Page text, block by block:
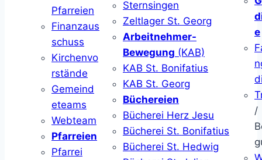
Pfarreien
Finanzaus
schuss
Kirchenvo
rstände
Gemeind
eteams
Webteam
Pfarreien
Pfarrei
Sternsingen
Zeltlager St. Georg
Arbeitnehmer-
Bewegung (KAB)
KAB St. Bonifatius
KAB St. Georg
Büchereien
Bücherei Herz Jesu
Bücherei St. Bonifatius
Bücherei St. Hedwig
e
/